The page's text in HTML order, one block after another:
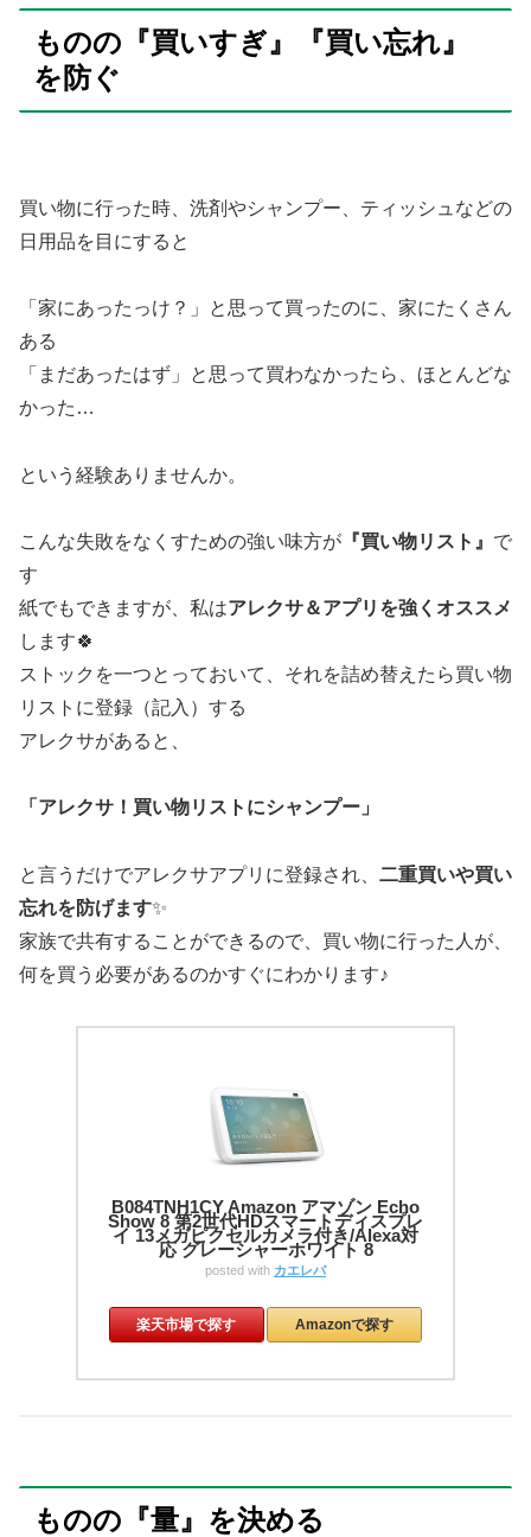
ものの『買いすぎ』『買い忘れ』
を防ぐ
買い物に行った時、洗剤やシャンプー、ティッシュなどの
日用品を目にすると
「家にあったっけ？」と思って買ったのに、家にたくさん
ある
「まだあったはず」と思って買わなかったら、ほとんどな
かった…
という経験ありませんか。
こんな失敗をなくすための強い味方が 『買い物リスト』 で
す
紙でもできますが、私はアレクサ＆アプリを強くオススメ
します🍀
ストックを一つとっておいて、それを詰め替えたら買い物
リストに登録（記入）する
アレクサがあると、
「アレクサ！買い物リストにシャンプー」
と言うだけでアレクサアプリに登録され、 二重買いや買い
忘れを防げます✨
家族で共有することができるので、買い物に行った人が、
何を買う必要があるのかすぐにわかります♪
B084TNH1CY Amazon アマゾン Echo
Show 8 第2世代HDスマートディスプレ
イ 13メガピクセルカメラ付き/Alexa対
応 グレーシャーホワイト 8
posted with カエレバ
楽天市場で探す Amazonで探す
ものの『量』を決める